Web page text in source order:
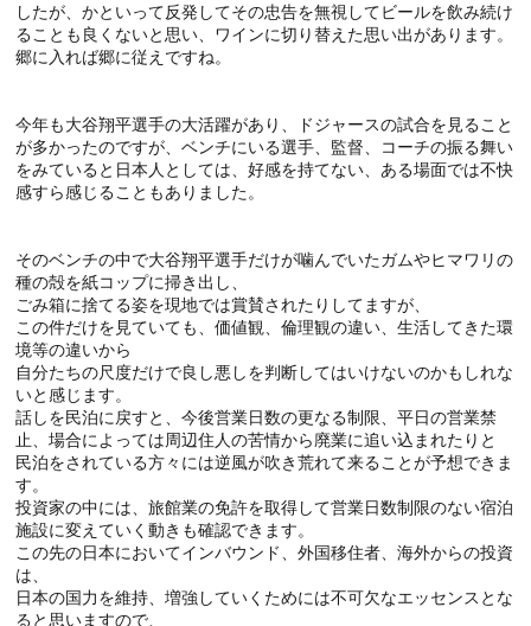
したが、かといって反発してその忠告を無視してビールを飲み続け
ることも良くないと思い、ワインに切り替えた思い出があります。
郷に入れば郷に従えですね。
今年も大谷翔平選手の大活躍があり、ドジャースの試合を見ること
が多かったのですが、ベンチにいる選手、監督、コーチの振る舞い
をみていると日本人としては、好感を持てない、ある場面では不快
感すら感じることもありました。
そのベンチの中で大谷翔平選手だけが噛んでいたガムやヒマワリの
種の殻を紙コップに掃き出し、
ごみ箱に捨てる姿を現地では賞賛されたりしてますが、
この件だけを見ていても、価値観、倫理観の違い、生活してきた環
境等の違いから
自分たちの尺度だけで良し悪しを判断してはいけないのかもしれな
いと感じます。
話しを民泊に戻すと、今後営業日数の更なる制限、平日の営業禁
止、場合によっては周辺住人の苦情から廃業に追い込まれたりと
民泊をされている方々には逆風が吹き荒れて来ることが予想できま
す。
投資家の中には、旅館業の免許を取得して営業日数制限のない宿泊
施設に変えていく動きも確認できます。
この先の日本においてインバウンド、外国移住者、海外からの投資
は、
日本の国力を維持、増強していくためには不可欠なエッセンスとな
ると思いますので、